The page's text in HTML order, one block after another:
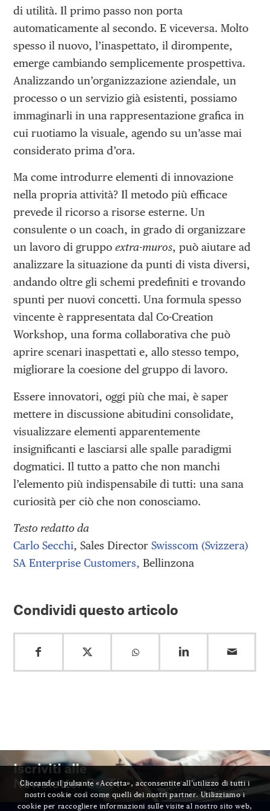
di utilità. Il primo passo non porta
automaticamente al secondo. E viceversa. Molto
spesso il nuovo, l’inaspettato, il dirompente,
emerge cambiando semplicemente prospettiva.
Analizzando un’organizzazione aziendale, un
processo o un servizio già esistenti, possiamo
immaginarli in una rappresentazione grafica in
cui ruotiamo la visuale, agendo su un’asse mai
considerato prima d’ora.
Ma come introdurre elementi di innovazione
nella propria attività? Il metodo più efficace
prevede il ricorso a risorse esterne. Un
consulente o un coach, in grado di organizzare
un lavoro di gruppoextra-muros, può aiutare ad
analizzare la situazione da punti di vista diversi,
andando oltre gli schemi predefiniti e trovando
spunti per nuovi concetti. Una formula spesso
vincente è rappresentata dal Co-Creation
Workshop, una forma collaborativa che può
aprire scenari inaspettati e, allo stesso tempo,
migliorare la coesione del gruppo di lavoro.
Essere innovatori, oggi più che mai, è saper
mettere in discussione abitudini consolidate,
visualizzare elementi apparentemente
insignificanti e lasciarsi alle spalle paradigmi
dogmatici. Il tutto a patto che non manchi
l’elemento più indispensabile di tutti: una sana
curiosità per ciò che non conosciamo.
Testo redatto da
Carlo Secchi, Sales DirectorSwisscom (Svizzera)
SA Enterprise Customers, Bellinzona
Condividi questo articolo
Cliccando il pulsante «Accetta», acconsentite all’utilizzo di tutti i
nostri cookie così come quelli dei nostri partner. Utilizziamo i
cookie per raccogliere informazioni sulle visite al nostro sito web,